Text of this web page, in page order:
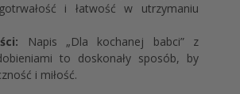
i łatwość w utrzymaniu
Napis „Dla kochanej babci” z
to doskonały sposób, by
i miłość.